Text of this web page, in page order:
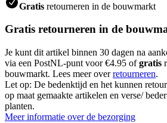
Gratis retourneren in de bouwmarkt
Gratis retourneren in de
Je kunt dit artikel binnen 30 dagen na
via een PostNL-punt voor €4.95 ofgratis
bouwmarkt. Lees meer overretourneren.
Let op: De bedenktijd en het kunnen
op maat gemaakte artikelen en verse/
planten.
Meer informatie over de bezorging